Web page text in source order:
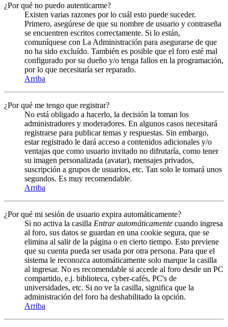
¿Por qué no puedo autenticarme?
Existen varias razones por lo cuál esto puede suceder.
Primero, asegúrese de que su nombre de usuario y contraseña
se encuentren escritos correctamente. Si lo están,
comuníquese con La Administración para asegurarse de que
no ha sido excluído. También es posible que el foro esté mal
configurado por su dueño y/o tenga fallos en la programación,
por lo que necesitaría ser reparado.
Arriba
¿Por qué me tengo que registrar?
No está obligado a hacerlo, la decisión la toman los
administradores y moderadores. En algunos casos necesitará
registrarse para publicar temas y respuestas. Sin embargo,
estar registrado le dará acceso a contenidos adicionales y/o
ventajas que como usuario invitado no difrutaría, como tener
su imagen personalizada (avatar), mensajes privados,
suscripción a grupos de usuarios, etc. Tan solo le tomará unos
segundos. Es muy recomendable.
Arriba
¿Por qué mi sesión de usuario expira automáticamente?
Si no activa la casilla Entrar automáticamente cuando ingresa
al foro, sus datos se guardan en una cookie segura, que se
elimina al salir de la página o en cierto tiempo. Esto previene
que su cuenta pueda ser usada por otra persona. Para que el
sistema le reconozca automáticamente solo marque la casilla
al ingresar. No es recomendable si accede al foro desde un PC
compartido, e.j. biblioteca, cyber-cafés, PC's de
universidades, etc. Si no ve la casilla, significa que la
administración del foro ha deshabilitado la opción.
Arriba